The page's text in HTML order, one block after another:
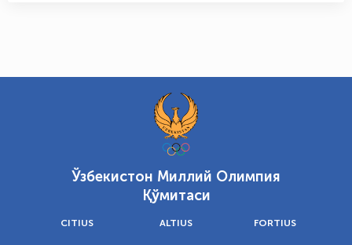
Ўзбекистон Миллий Олимпия
Қўмитаси
CITIUS ALTIUS FORTIUS